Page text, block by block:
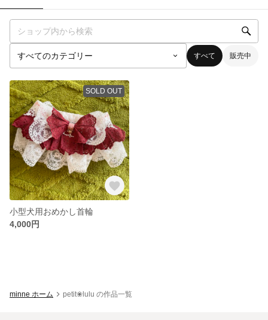
すべて 販売中
SOLD OUT
小型犬用おめかし首輪
4,000円
minne ホーム petit❀lulu の作品一覧